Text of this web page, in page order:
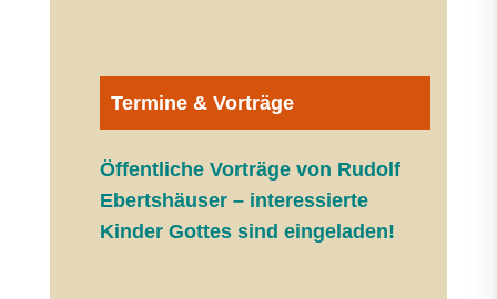
Termine & Vorträge
Öffentliche Vorträge von Rudolf
Ebertshäuser – interessierte
Kinder Gottes sind eingeladen!